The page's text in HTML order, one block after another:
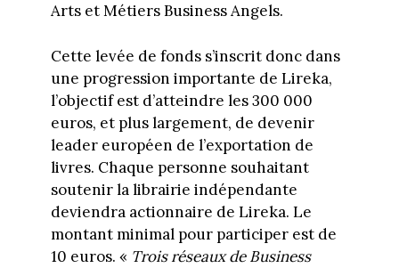
Arts et Métiers Business Angels.
Cette levée de fonds s’inscrit donc dans
une progression importante de Lireka,
l’objectif est d’atteindre les 300 000
euros, et plus largement, de devenir
leader européen de l’exportation de
livres. Chaque personne souhaitant
soutenir la librairie indépendante
deviendra actionnaire de Lireka. Le
montant minimal pour participer est de
10 euros. « Trois réseaux de Business